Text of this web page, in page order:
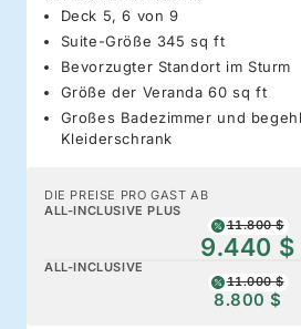
Deck 5, 6 von 9
Suite-Größe 345 sq ft
Bevorzugter Standort im Sturm
Größe der Veranda 60 sq ft
Großes Badezimmer und
Kleiderschrank
DIE PREISE PRO GAST AB
ALL-INCLUSIVE PLUS
11.800 $
9.440 $
ALL-INCLUSIVE
11.000 $
8.800 $